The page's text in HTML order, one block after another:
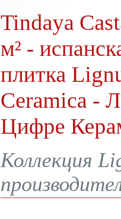
Tindaya
м² -
плитка
Ceramica -
Цифре
Коллекция